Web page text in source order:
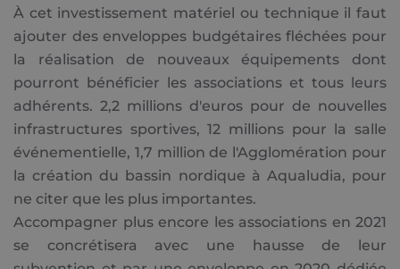
À cet investissement matériel ou technique il faut
ajouter des enveloppes budgétaires fléchées pour
la réalisation de nouveaux équipements dont
pourront bénéficier les associations et tous leurs
adhérents. 2,2 millions d'euros pour de nouvelles
infrastructures sportives, 12 millions pour la salle
événementielle, 1,7 million de l'Agglomération pour
la création du bassin nordique à Aqualudia, pour
ne citer que les plus importantes.
Accompagner plus encore les associations en 2021
se concrétisera avec une hausse de leur